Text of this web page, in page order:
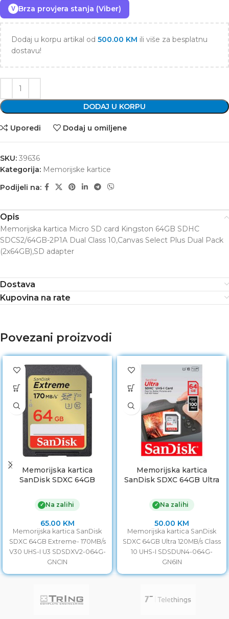
V Brza provjera stanja (Viber)
Dodaj u korpu artikal od 500.00 KM ili više za besplatnu
dostavu!
DODAJ U KORPU
Uporedi Dodaj u omiljene
SKU: 39636
Kategorija: Memorijske kartice
Podijeli na:
Opis
Memorijska kartica Micro SD card Kingston 64GB SDHC
SDCS2/64GB-2P1A Dual Class 10,Canvas Select Plus Dual Pack
(2x64GB),SD adapter
Dostava
Kupovina na rate
Povezani proizvodi
Memorijska kartica
SanDisk SDXC 64GB
UHS-I U3 SDSDXV2-064G-
GNCIN
✓ Na zalihi
65.00 KM
Memorijska kartica SanDisk
SDXC 64GB Extreme- 170MB/s
V30 UHS-I U3 SDSDXV2-064G-
GNCIN
Memorijska kartica
SanDisk SDXC 64GB Ultra
SDSDUN4-064G-GN6IN
✓ Na zalihi
50.00 KM
Memorijska kartica SanDisk
SDXC 64GB Ultra 120MB/s Class
10 UHS-I SDSDUN4-064G-
GN6IN